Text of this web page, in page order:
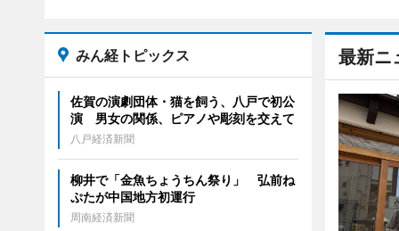
最新ニ
みん経トピックス
佐賀の演劇団体・猫を飼う、八戸で初公
演 男女の関係、ピアノや彫刻を交えて
八戸経済新聞
柳井で「金魚ちょうちん祭り」 弘前ね
ぷたが中国地方初運行
周南経済新聞